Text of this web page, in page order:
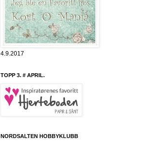
4.9.2017
TOPP 3. # APRIL.
NORDSALTEN HOBBYKLUBB